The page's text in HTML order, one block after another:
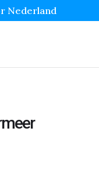
Nederland